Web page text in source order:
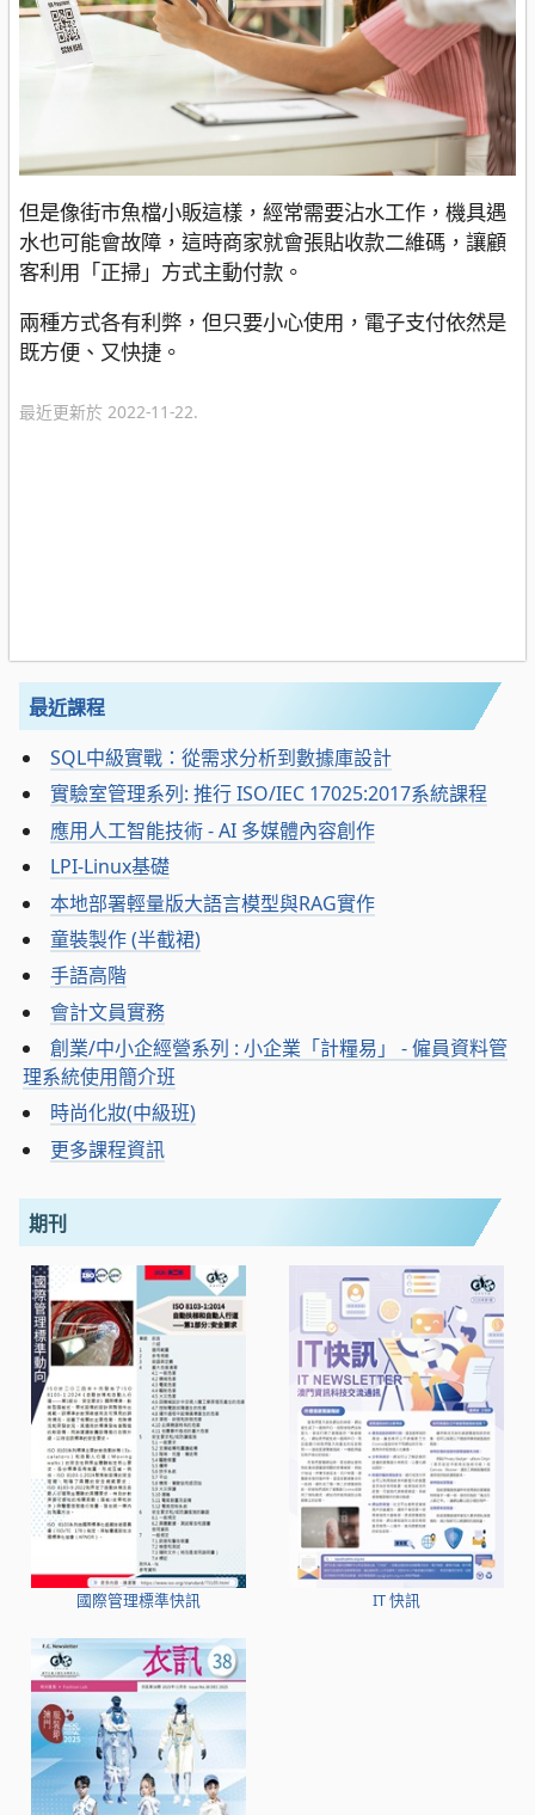
但是像街市魚檔小販這樣，經常需要沾水工作，機具遇
水也可能會故障，這時商家就會張貼收款二維碼，讓顧
客利用「正掃」方式主動付款。
兩種方式各有利弊，但只要小心使用，電子支付依然是
既方便、又快捷。
最近更新於 2022-11-22.
最近課程
SQL中級實戰：從需求分析到數據庫設計
實驗室管理系列: 推行 ISO/IEC 17025:2017系統課程
應用人工智能技術 - AI 多媒體內容創作
LPI-Linux基礎
本地部署輕量版大語言模型與RAG實作
童裝製作 (半截裙)
手語高階
會計文員實務
創業/中小企經營系列 : 小企業「計糧易」 - 僱員資料管
理系統使用簡介班
時尚化妝(中級班)
更多課程資訊
期刊
國際管理標準快訊 IT 快訊